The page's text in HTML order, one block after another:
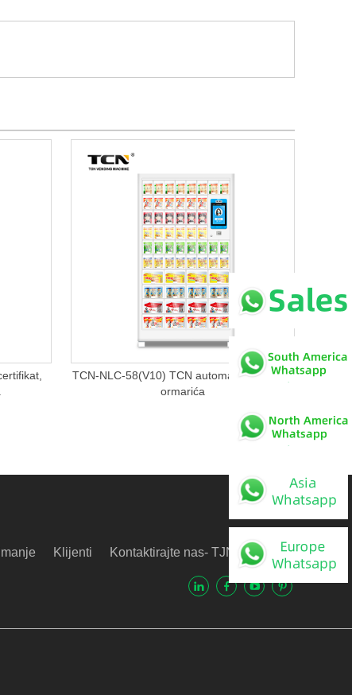
TCN-NLC-58(V10) TCN automat za prodaju
ormarića
Klijenti Kontaktirajte nas- TJNE Video